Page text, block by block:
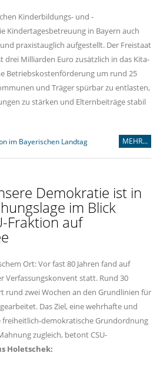
Kinderbildungs- und -
Kindertagesbetreuung in Bayern auch
praxistauglich aufgestellt. Der Freistaat
drei Milliarden Euro zusätzlich in das Kita-
Betriebskostenförderung um rund 25
und Träger spürbar zu entlasten,
zu stärken und Elternbeiträge stabil
im Bayerischen Landtag MEHR...
Demokratie ist in
im Blick
Fraktion auf
Ort: Vor fast 80 Jahren fand auf
Verfassungskonvent statt. Rund 30
rund zwei Wochen an den Grundlinien für
Das Ziel, eine wehrhafte und
freiheitlich-demokratische Grundordnung
zugleich, betont CSU-
Holetschek: